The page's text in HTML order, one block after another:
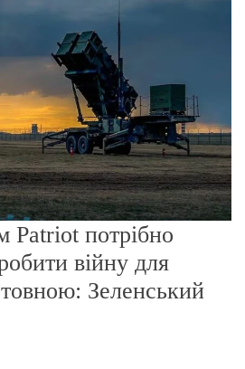
м
у
Patriot потрібно
війну для
Зеленський